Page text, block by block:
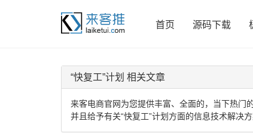
首页 源码下载
“快复工”计划 相关文章
来客电商官网为您提供丰富、全面的，当下热门
并且给予有关“快复工”计划方面的信息技术解决